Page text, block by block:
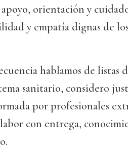
orientación y
y empatía dignas de
hablamos de listas
sanitario, considero
por profesionales
con entrega,